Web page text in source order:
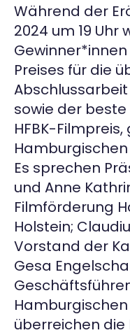
Während der
2024 um 19 Uhr
Gewinner*innen
Preises für die
sowie der
HFBK-
Es sprechen
und Anne
Filmförderung
Holstein;
Vorstand der
Gesa
überreichen die